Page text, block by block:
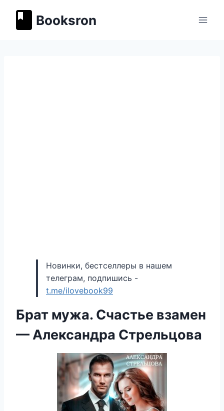
содержимому
Booksron
Новинки, бестселлеры в нашем
телеграм, подпишись -
t.me/ilovebook99
Брат мужа. Счастье взамен
— Александра Стрельцова